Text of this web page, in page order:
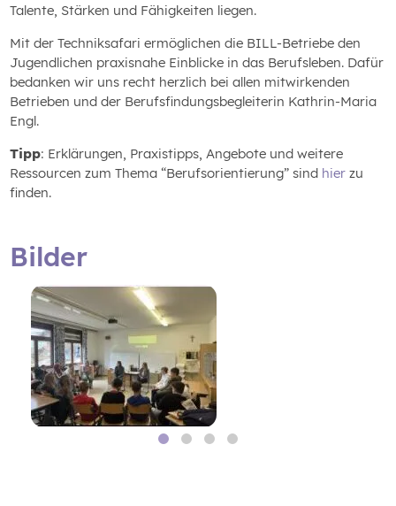
Talente, Stärken und Fähigkeiten liegen.
Mit der Techniksafari ermöglichen die BILL-Betriebe den
Jugendlichen praxisnahe Einblicke in das Berufsleben. Dafür
bedanken wir uns recht herzlich bei allen mitwirkenden
Betrieben und der Berufsfindungsbegleiterin Kathrin-Maria
Engl.
Tipp: Erklärungen, Praxistipps, Angebote und weitere
Ressourcen zum Thema “Berufsorientierung” sind hier zu
finden.
Bilder